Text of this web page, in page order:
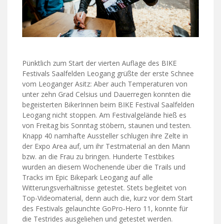
Pünktlich zum Start der vierten Auflage des BIKE
Festivals Saalfelden Leogang grüßte der erste Schnee
vom Leoganger Asitz: Aber auch Temperaturen von
unter zehn Grad Celsius und Dauerregen konnten die
begeisterten BikerInnen beim BIKE Festival Saalfelden
Leogang nicht stoppen. Am Festivalgelände hieß es
von Freitag bis Sonntag stöbern, staunen und testen.
Knapp 40 namhafte Aussteller schlugen ihre Zelte in
der Expo Area auf, um ihr Testmaterial an den Mann
bzw. an die Frau zu bringen. Hunderte Testbikes
wurden an diesem Wochenende über die Trails und
Tracks im Epic Bikepark Leogang auf alle
Witterungsverhältnisse getestet. Stets begleitet von
Top-Videomaterial, denn auch die, kurz vor dem Start
des Festivals gelaunchte GoPro-Hero 11, konnte für
die Testrides ausgeliehen und getestet werden.